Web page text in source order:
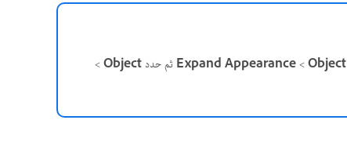
Object
> ثم حددObject
>